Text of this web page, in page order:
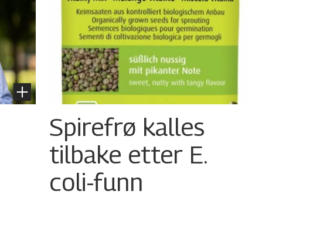
Spirefrø kalles
tilbake etter E.
coli-funn